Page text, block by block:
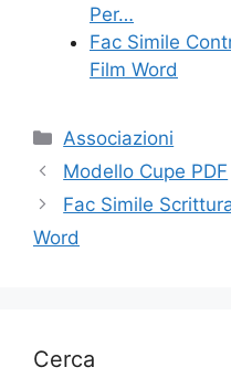
Per…
Fac Simile
Film Word
Categorie
Associazioni
Modello Cupe PDF
Fac Simile
Word
Cerca